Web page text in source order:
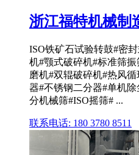
浙江福特机械制
ISO铁矿石试验转鼓#密
机#颚式破碎机#标准筛
磨机#双辊破碎机#热风
器#不锈钢二分器#单机
分机械筛#ISO摇筛# ...
联系电话: 180 3780 8511